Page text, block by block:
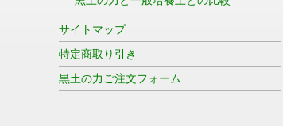
サイトマップ
特定商取り引き
黒土の力ご注文フォーム